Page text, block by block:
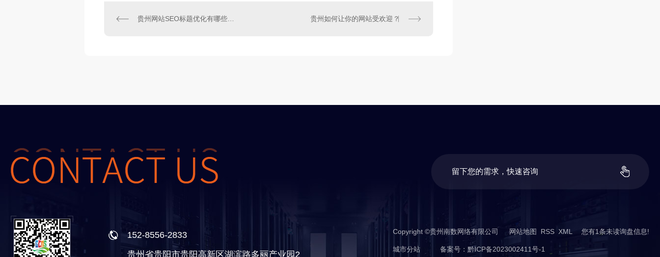
贵州网站SEO标题优化有哪些技巧？ 贵州如何让你的网站受欢迎？
留下您的需求 ，快速咨询
152-8556-2833
贵州省贵阳市贵阳高新区湖滨路多丽产业园2
Copyright ©贵州南数网络有限公司网站地图 RSS XML 您有1条未读询盘信息!
城市分站
城市分站 备案号： 黔ICP备2023002411号-1